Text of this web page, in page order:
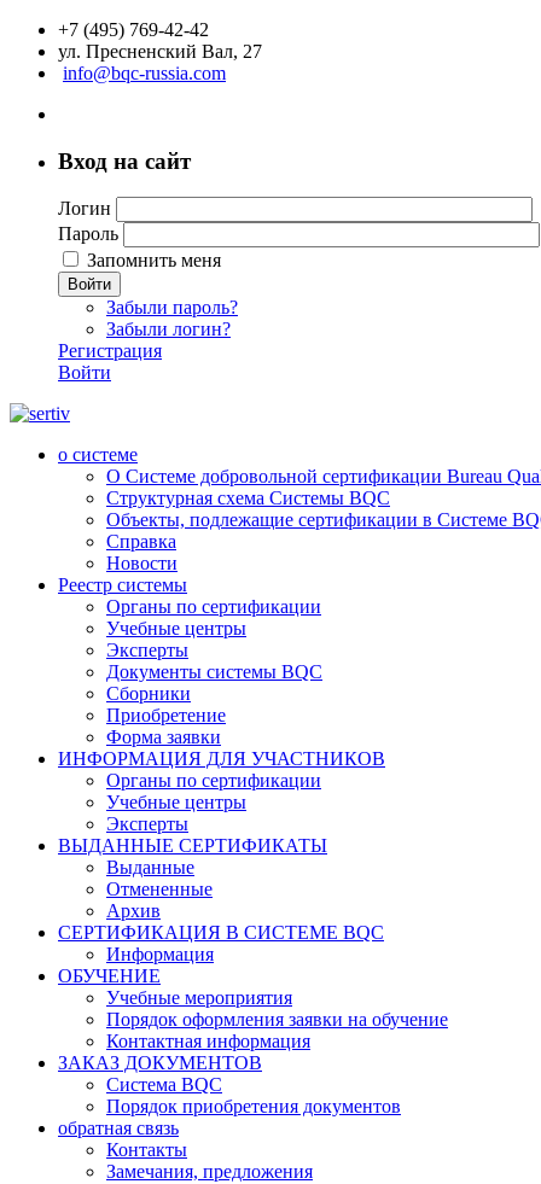
+7 (495) 769-42-42
ул. Пресненский Вал, 27
info@bqc-russia.com
Вход на сайт
Логин
Пароль
Запомнить меня
Войти
Забыли пароль?
Забыли логин?
Регистрация
Войти
о системе
О Системе добровольной сертификации Bureau
Структурная схема Системы BQC
Объекты, подлежащие сертификации в Системе
Справка
Новости
Реестр системы
Органы по сертификации
Учебные центры
Эксперты
Документы системы BQC
Сборники
Приобретение
Форма заявки
ИНФОРМАЦИЯ ДЛЯ УЧАСТНИКОВ
Органы по сертификации
Учебные центры
Эксперты
ВЫДАННЫЕ СЕРТИФИКАТЫ
Выданные
Отмененные
Архив
СЕРТИФИКАЦИЯ В СИСТЕМЕ BQC
Информация
ОБУЧЕНИЕ
Учебные мероприятия
Порядок оформления заявки на обучение
Контактная информация
ЗАКАЗ ДОКУМЕНТОВ
Система BQC
Порядок приобретения документов
обратная связь
Контакты
Замечания, предложения